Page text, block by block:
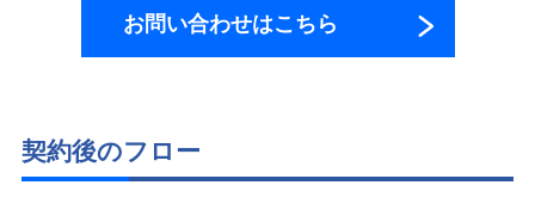
お問い合わせはこちら
契約後のフロー